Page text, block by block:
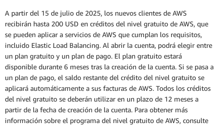
A partir del 15 de julio de 2025, los nuevos clientes de AWS
recibirán hasta 200 USD en créditos del nivel gratuito de AWS, que
se pueden aplicar a servicios de AWS que cumplan los requisitos,
incluido Elastic Load Balancing. Al abrir la cuenta, podrá elegir entre
un plan gratuito y un plan de pago. El plan gratuito estará
disponible durante 6 meses tras la creación de la cuenta. Si se pasa a
un plan de pago, el saldo restante del crédito del nivel gratuito se
aplicará automáticamente a sus facturas de AWS. Todos los créditos
del nivel gratuito se deberán utilizar en un plazo de 12 meses a
partir de la fecha de creación de la cuenta. Para obtener más
información sobre el programa del nivel gratuito de AWS, consulte